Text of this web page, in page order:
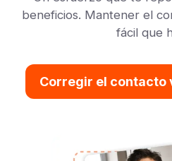
beneficios. Mantener el
fácil que
Corregir el contacto